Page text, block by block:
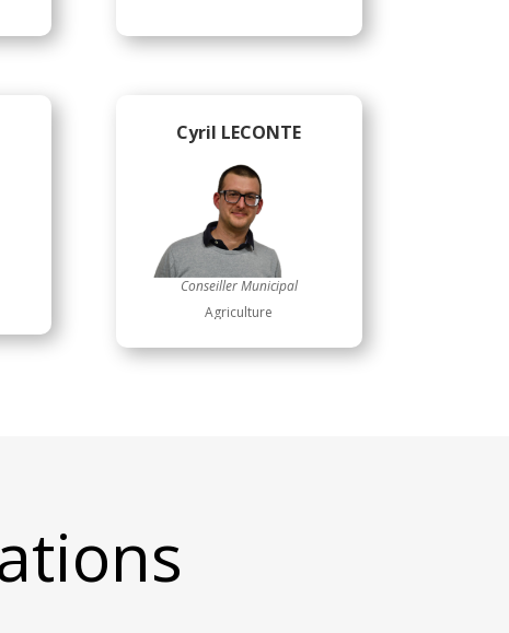
Cyril LECONTE
Conseiller Municipal
Agriculture